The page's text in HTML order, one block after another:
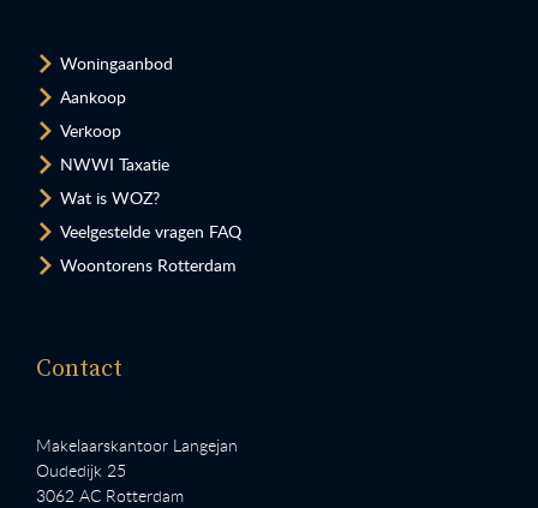
Woningaanbod
Aankoop
Verkoop
NWWI Taxatie
Wat is WOZ?
Veelgestelde vragen FAQ
Woontorens Rotterdam
Contact
Makelaarskantoor Langejan
Oudedijk 25
3062 AC Rotterdam